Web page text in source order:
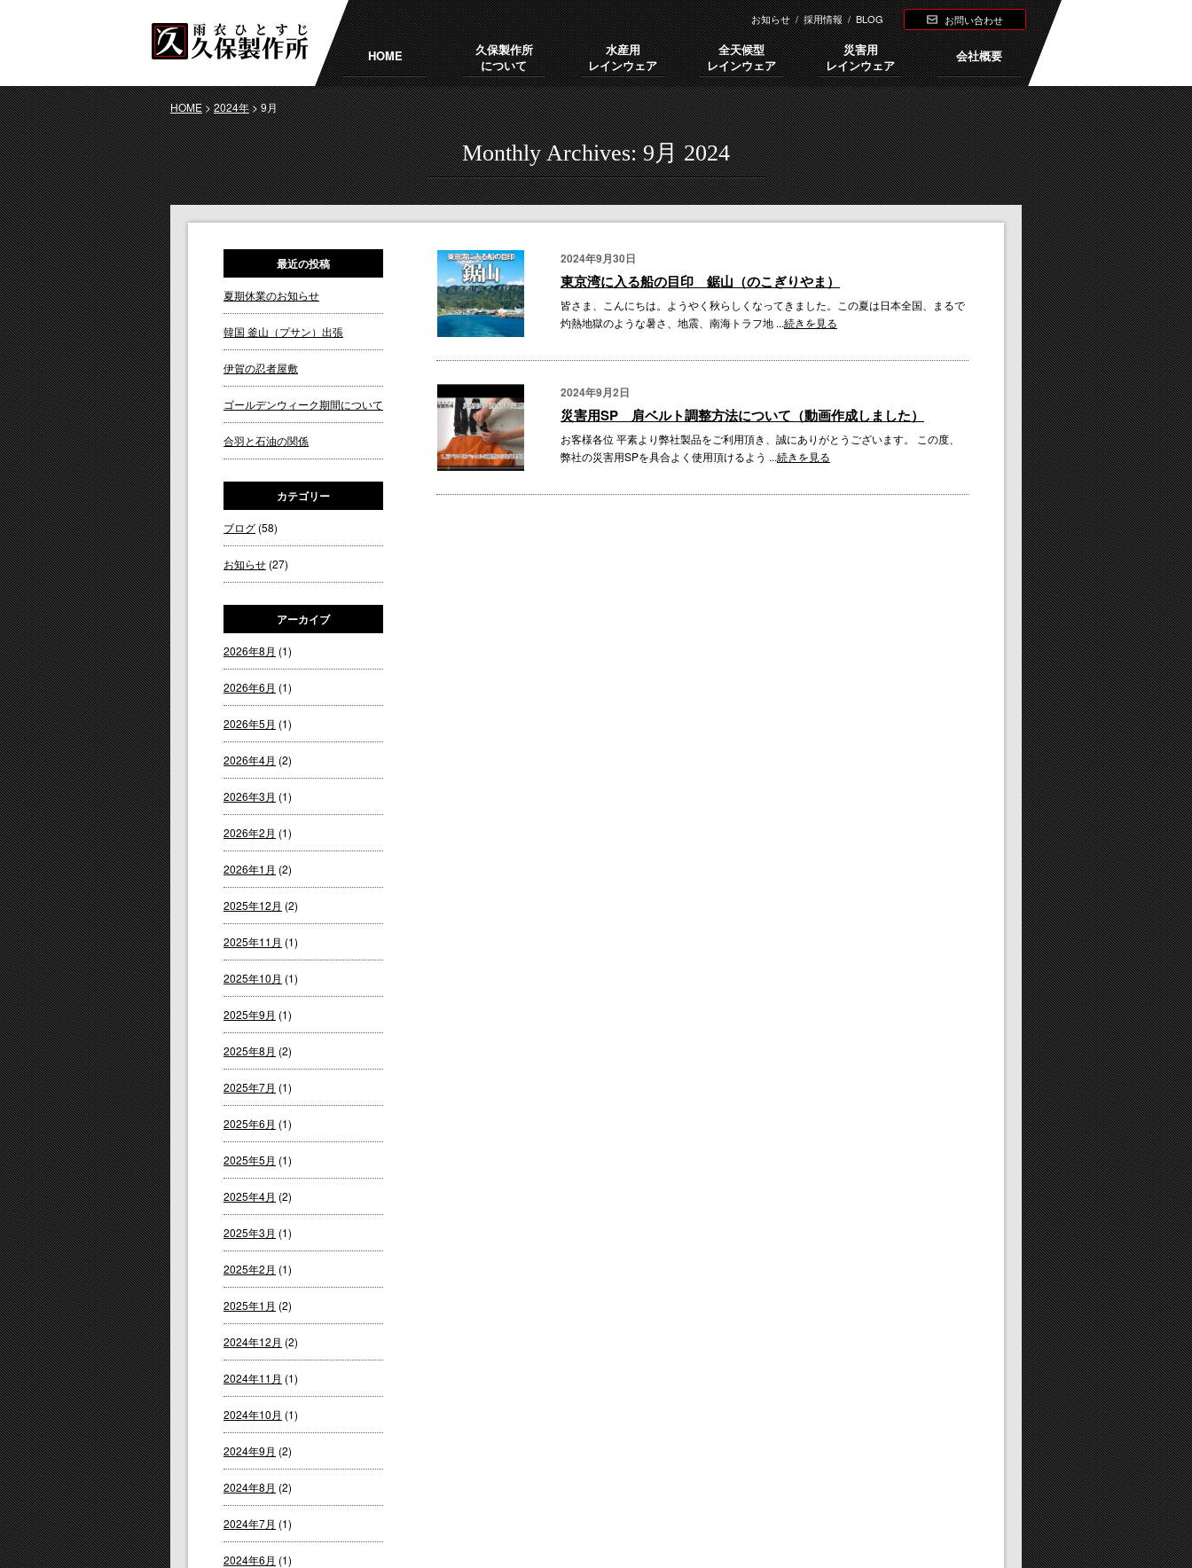
お知らせ/採用情報/BLOG お問い合わせ
HOME
久保製作所
について
水産用
レインウェア
全天候型
レインウェア
災害用
レインウェア
会社概要
HOME>2024年>9月
Monthly Archives:9月 2024
2024年9月30日
東京湾に入る船の目印 鋸山（のこぎりやま）
皆さま、こんにちは。ようやく秋らしくなってきました。この夏は日本全国、まるで
灼熱地獄のような暑さ、地震、南海トラフ地 ...続きを見る
2024年9月2日
災害用SP 肩ベルト調整方法について（動画作成しました）
お客様各位 平素より弊社製品をご利用頂き、誠にありがとうございます。 この度、
弊社の災害用SPを具合よく使用頂けるよう ...続きを見る
最近の投稿
夏期休業のお知らせ
韓国 釜山（プサン）出張
伊賀の忍者屋敷
ゴールデンウィーク期間について
合羽と石油の関係
カテゴリー
ブログ (58)
お知らせ (27)
アーカイブ
2026年8月 (1)
2026年6月 (1)
2026年5月 (1)
2026年4月 (2)
2026年3月 (1)
2026年2月 (1)
2026年1月 (2)
2025年12月 (2)
2025年11月 (1)
2025年10月 (1)
2025年9月 (1)
2025年8月 (2)
2025年7月 (1)
2025年6月 (1)
2025年5月 (1)
2025年4月 (2)
2025年3月 (1)
2025年2月 (1)
2025年1月 (2)
2024年12月 (2)
2024年11月 (1)
2024年10月 (1)
2024年9月 (2)
2024年8月 (2)
2024年7月 (1)
2024年6月 (1)